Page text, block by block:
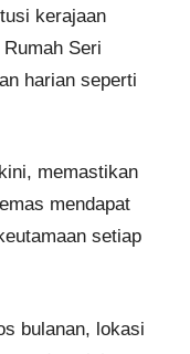
kerajaan
Seri
harian seperti
memastikan
mendapat
setiap
bulanan, lokasi